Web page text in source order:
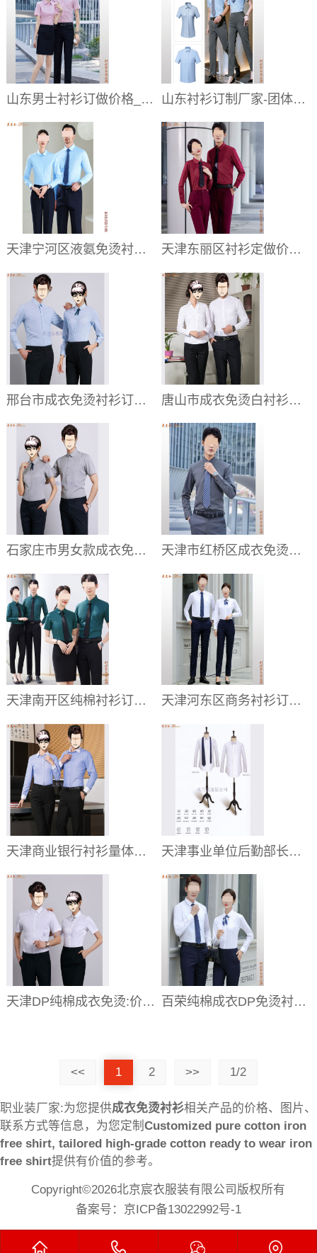
山东男士衬衫订做价格_纯棉正装衬衣报价明细 山东衬衫订制厂家-团体商务纯棉免烫衬衫订做免费量体
天津宁河区液氨免烫衬衫定制,宁河区成衣免烫衬衫订做 天津东丽区衬衫定做价格,东丽区纯棉长袖衬衫订制商家
邢台市成衣免烫衬衫订做价格,邢台品牌全棉衬衫图片定制厂家 唐山市成衣免烫白衬衫定制,唐山单位男女新款衬衫图片订做
石家庄市男女款成衣免烫衬衫订制:价格_地址_那家好 天津市红桥区成衣免烫衬衫定制,红桥区纯棉免熨衬衣订做
天津南开区纯棉衬衫订做:价格_品牌_那家好 天津河东区商务衬衫订制:价格_纯棉_男女士
天津商业银行衬衫量体定制,天津股份银行衬衫上门订做公司 天津事业单位后勤部长袖衬衫定制,天津服务中心职员衬衫订做
天津DP纯棉成衣免烫:价格_图片_多少钱 百荣纯棉成衣DP免烫衬衫订制店,百荣商务衬衫定做价格
<< 1 2 >> 1/2
职业装厂家:为您提供成衣免烫衬衫相关产品的价格、图片、
联系方式等信息，为您定制 Customized pure cotton iron
free shirt, tailored high-grade cotton ready to wear iron
free shirt提供有价值的参考。
Copyright©2026北京宸衣服装有限公司版权所有
备案号： 京ICP备13022992号-1